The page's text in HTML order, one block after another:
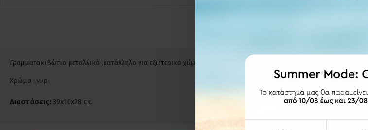
Γραμματοκιβώτιο μεταλλικό ,κατάλληλο για εξωτερικό χώρο.
Χρώμα : γκρι
Διαστάσεις: 39x10x28 εκ.